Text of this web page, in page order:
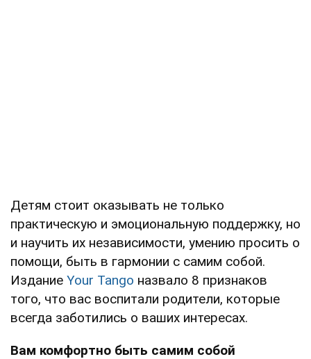
Детям стоит оказывать не только
практическую и эмоциональную поддержку, но
и научить их независимости, умению просить о
помощи, быть в гармонии с самим собой.
Издание Your Tango назвало 8 признаков
того, что вас воспитали родители, которые
всегда заботились о ваших интересах.
Вам комфортно быть самим собой